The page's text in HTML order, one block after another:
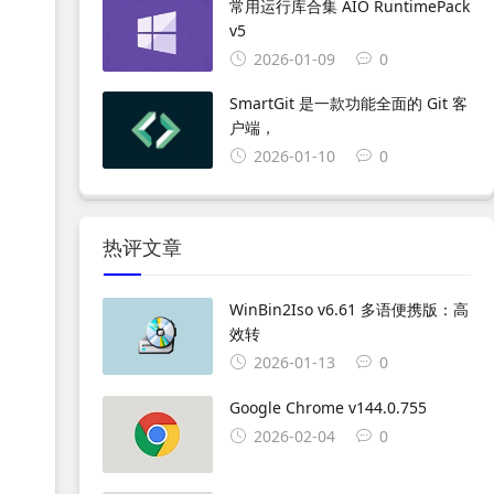
常用运行库合集 AIO RuntimePack
v5
2026-01-09
0
SmartGit 是一款功能全面的 Git 客
户端，
2026-01-10
0
热评文章
WinBin2Iso v6.61 多语便携版：高
效转
2026-01-13
0
Google Chrome v144.0.755
2026-02-04
0